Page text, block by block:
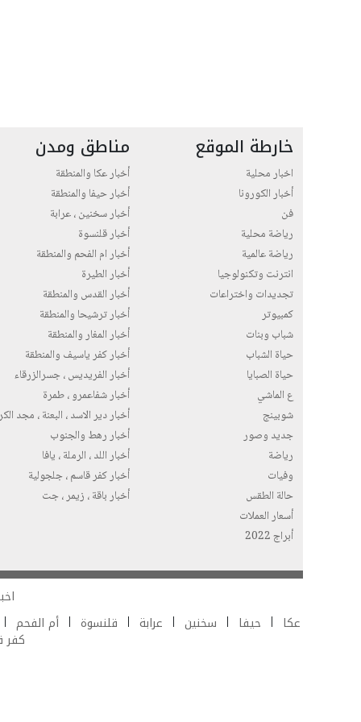
خارطة الموقع
اخبار محلية
أخبار الكورونا
فن
رياضة محلية
رياضة عالمية
انترنت وتكنولوجيا
تجديدات واختراعات
كمبيوتر
شباب وبنات
حياة الشباب
حياة الصبايا
ع الماشي
شوبينج
جديد وصور
رياضة
وفيات
حالة الطقس
أسعار العملات
أبراج 2022
مناطق ومدن
أخبار عكا والمنطقة
أخبار حيفا والمنطقة
أخبار سخنين ، عرابة
أخبار قلنسوة
أخبار ام الفحم والمنطقة
أخبار الطيرة
أخبار القدس والمنطقة
أخبار ترشيحا والمنطقة
أخبار المغار والمنطقة
أخبار كفر ياسيف والمنطقة
أخبار الفريديس ، جسرالزرقاء
أخبار شفاعمرو ، طمرة
أخبار دير الاسد ، البعنة ، مجد
أخبار رهط والجنوب
أخبار اللد ، الرملة ، يافا
أخبار كفر قاسم ، جلجولية
أخبار باقة ، زيمر ، جت
عكا
حيفا سخنين عرابة قلنسوة أم الفحم
كفر